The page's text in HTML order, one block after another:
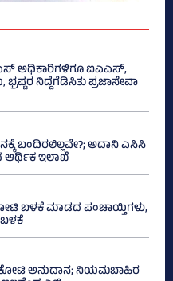
ಅಧಿಕಾರಿಗಳಿಗೂ ಐಎಎಸ್‌,
ನಿದ್ದೆಗೆಡಿಸಿತು ಪ್ರಜಾಸೇವಾ
ಬಂದಿರಲಿಲ್ಲವೇ?; ಅದಾನಿ ಎಸಿಸಿ
ಆರ್ಥಿಕ ಇಲಾಖೆ
ಬಳಕೆ ಮಾಡದ ಪಂಚಾಯ್ತಿಗಳು,
ಬಳಕೆ
ಅನುದಾನ; ನಿಯಮಬಾಹಿರ